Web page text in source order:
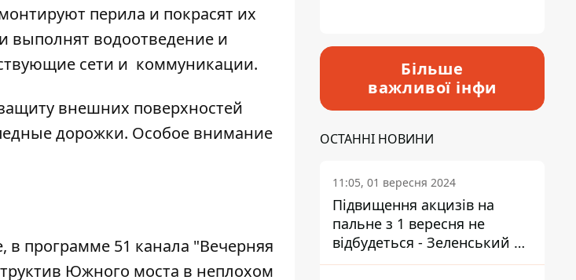
перила и покрасят их
выполнят водоотведение и
сети и коммуникации.
внешних поверхностей
дорожки. Особое внимание
в программе 51 канала "Вечерняя
Южного моста в неплохом
Більше
важливої інфи
ОСТАННІ НОВИНИ
11:05, 01 вересня 2024
Підвищення акцизів на
пальне з 1 вересня не
відбудеться - Зеленський не
підписав закон